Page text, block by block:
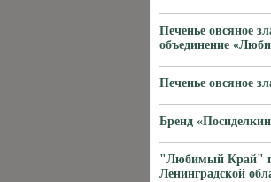
Печенье овсяное
объединение
Печенье овсяное
Бренд
"Любимый Край"
Ленинградской